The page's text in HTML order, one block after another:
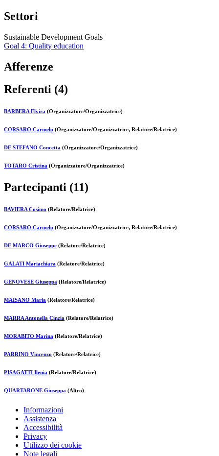
Settori
Sustainable Development Goals
Goal 4: Quality education
Afferenze
Referenti (4)
BARBERA Elvira (Organizzatore/Organizzatrice)
CORSARO Carmelo (Organizzatore/Organizzatrice, Relatore/Relatrice)
DE STEFANO Concetta (Organizzatore/Organizzatrice)
TOTARO Cristina (Organizzatore/Organizzatrice)
Partecipanti (11)
BAVIERA Cosimo (Relatore/Relatrice)
CORSARO Carmelo (Organizzatore/Organizzatrice, Relatore/Relatrice)
DE MARCO Giuseppe (Relatore/Relatrice)
GALATI Mariachiara (Relatore/Relatrice)
GENOVESE Giuseppa (Relatore/Relatrice)
MAISANO Maria (Relatore/Relatrice)
MARRA Antonella Cinzia (Relatore/Relatrice)
MORABITO Marina (Relatore/Relatrice)
PARRINO Vincenzo (Relatore/Relatrice)
PISAGATTI Ilenia (Relatore/Relatrice)
QUARTARONE Giuseppa (Altro)
Informazioni
Assistenza
Accessibilità
Privacy
Utilizzo dei cookie
Note legali